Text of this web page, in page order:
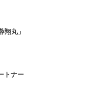
丸」
トナー